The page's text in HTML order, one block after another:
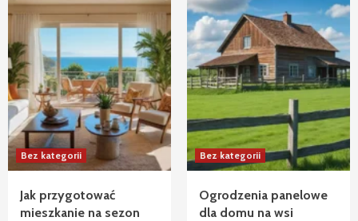
Bez kategorii
Jak przygotować
mieszkanie na sezon
Bez kategorii
Ogrodzenia panelowe
dla domu na wsi